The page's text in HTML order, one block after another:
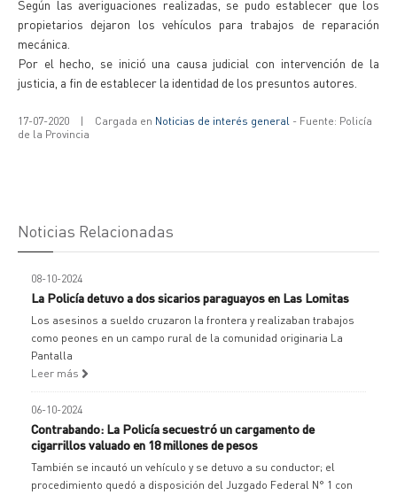
Según las averiguaciones realizadas, se pudo establecer que los
propietarios dejaron los vehículos para trabajos de reparación
mecánica.
Por el hecho, se inició una causa judicial con intervención de la
justicia, a fin de establecer la identidad de los presuntos autores.
17-07-2020 | Cargada en Noticias de interés general - Fuente: Policía
de la Provincia
Noticias Relacionadas
08-10-2024
La Policía detuvo a dos sicarios paraguayos en Las Lomitas
Los asesinos a sueldo cruzaron la frontera y realizaban trabajos
como peones en un campo rural de la comunidad originaria La
Pantalla
Leer más
06-10-2024
Contrabando: La Policía secuestró un cargamento de
cigarrillos valuado en 18 millones de pesos
También se incautó un vehículo y se detuvo a su conductor; el
procedimiento quedó a disposición del Juzgado Federal N° 1 con